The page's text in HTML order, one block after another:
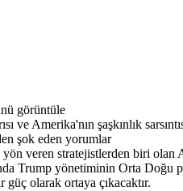
görüntüle
ve Amerika'nın şaşkınlık
şok eden yorumlar
veren stratejistlerden biri olan
Trump yönetiminin Orta Doğu
olarak ortaya çıkacaktır.